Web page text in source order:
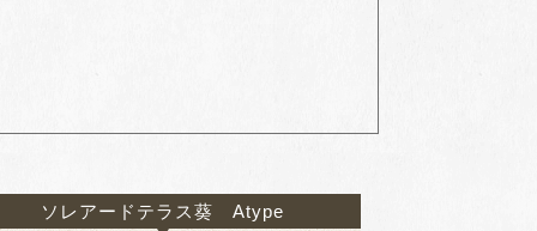
ソレアードテラス葵 Atype